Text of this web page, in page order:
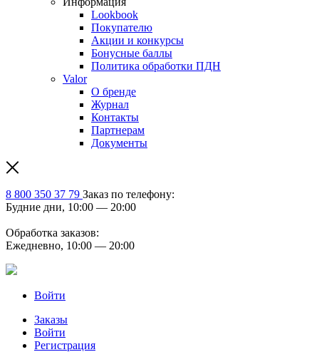
Lookbook
Покупателю
Акции и конкурсы
Бонусные баллы
Политика обработки ПДН
Valor
О бренде
Журнал
Контакты
Партнерам
Документы
8 800 350 37 79 Заказ по телефону:
Будние дни, 10:00 — 20:00
Обработка заказов:
Ежедневно, 10:00 — 20:00
Войти
Заказы
Войти
Регистрация